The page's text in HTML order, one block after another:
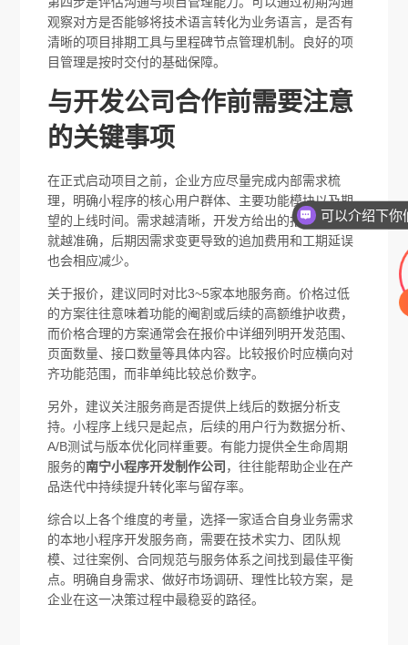
观察对方是否能够将技术语言转化为业务语言，是否有
清晰的项目排期工具与里程碑节点管理机制。良好的项
目管理是按时交付的基础保障。
与开发公司合作前需要注意
的关键事项
在正式启动项目之前，企业方应尽量完成内部需求梳
理，明确小程序的核心用户群体、主要功能模块以及期
望的上线时间。需求越清晰，开发方给出的报价和排期
就越准确，后期因需求变更导致的追加费用和工期延误
也会相应减少。
关于报价，建议同时对比3~5家本地服务商。价格过低
的方案往往意味着功能的阉割或后续的高额维护收费，
而价格合理的方案通常会在报价中详细列明开发范围、
页面数量、接口数量等具体内容。比较报价时应横向对
齐功能范围，而非单纯比较总价数字。
另外，建议关注服务商是否提供上线后的数据分析支
持。小程序上线只是起点，后续的用户行为数据分析、
A/B测试与版本优化同样重要。有能力提供全生命周期
服务的南宁小程序开发制作公司 ，往往能帮助企业在产
品迭代中持续提升转化率与留存率。
综合以上各个维度的考量，选择一家适合自身业务需求
的本地小程序开发服务商，需要在技术实力、团队规
模、过往案例、合同规范与服务体系之间找到最佳平衡
点。明确自身需求、做好市场调研、理性比较方案，是
企业在这一决策过程中最稳妥的路径。